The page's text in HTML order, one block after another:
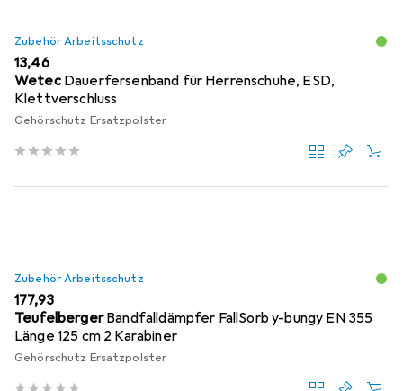
Zubehör Arbeitsschutz
EUR
13,46
Wetec Dauerfersenband für Herrenschuhe, ESD,
Klettverschluss
Gehörschutz Ersatzpolster
Zubehör Arbeitsschutz
EUR
177,93
Teufelberger Bandfalldämpfer FallSorb y-bungy EN 355
Länge 125 cm 2 Karabiner
Gehörschutz Ersatzpolster